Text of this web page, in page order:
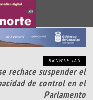
BROWSE TAG
rechace suspender el
de control en el
Parlamento